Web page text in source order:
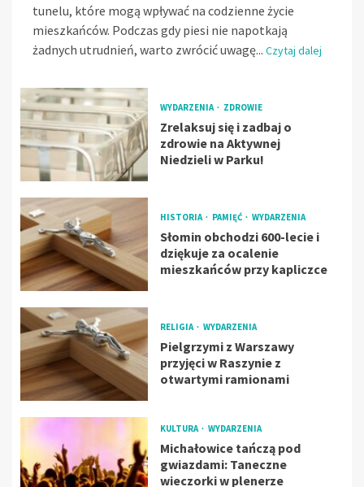
tunelu, które mogą wpływać na codzienne życie
mieszkańców. Podczas gdy piesi nie napotkają
żadnych utrudnień, warto zwrócić uwagę... Czytaj dalej
WYDARZENIA ZDROWIE
Zrelaksuj się i zadbaj o
zdrowie na Aktywnej
Niedzieli w Parku!
HISTORIA PAMIĘĆ WYDARZENIA
Słomin obchodzi 600-lecie i
dziękuje za ocalenie
mieszkańców przy kapliczce
RELIGIA WYDARZENIA
Pielgrzymi z Warszawy
przyjęci w Raszynie z
otwartymi ramionami
KULTURA WYDARZENIA
Michałowice tańczą pod
gwiazdami: Taneczne
wieczorki w plenerze